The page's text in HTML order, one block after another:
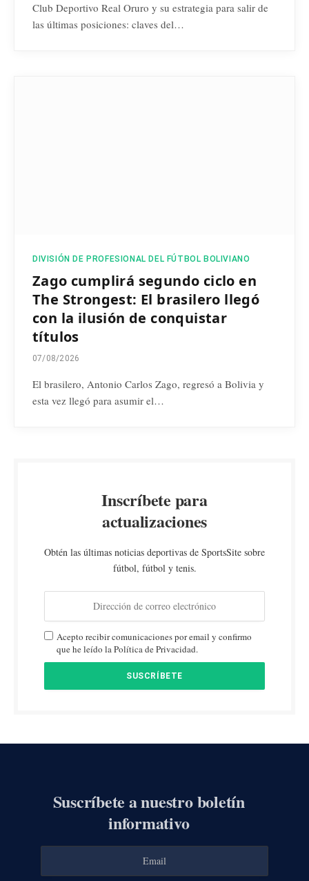
Club Deportivo Real Oruro y su estrategia para salir de
las últimas posiciones: claves del…
DIVISIÓN DE PROFESIONAL DEL FÚTBOL BOLIVIANO
Zago cumplirá segundo ciclo en
The Strongest: El brasilero llegó
con la ilusión de conquistar
títulos
07/08/2026
El brasilero, Antonio Carlos Zago, regresó a Bolivia y
esta vez llegó para asumir el…
Inscríbete para
actualizaciones
Obtén las últimas noticias deportivas de SportsSite sobre
fútbol, fútbol y tenis.
Acepto recibir comunicaciones por email y confirmo
que he leído la Política de Privacidad.
Suscríbete a nuestro boletín
informativo